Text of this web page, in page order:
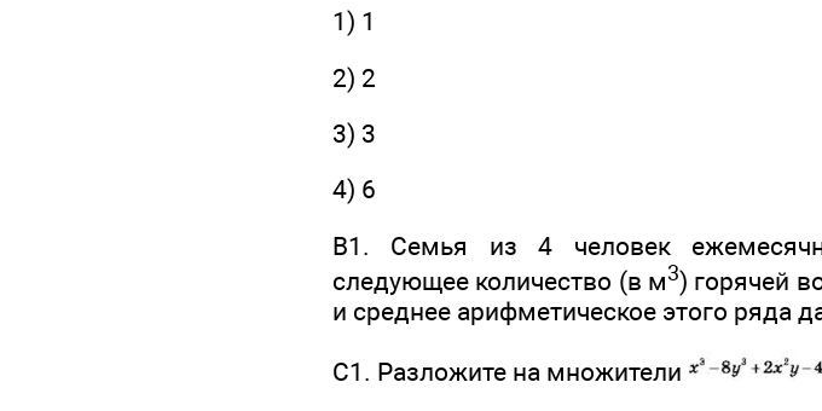
1) 1
2) 2
3) 3
4) 6
В1. Семья из 4 человек
следующее количество (в м3) горячей
и среднее арифметическое этого ряда
С1. Разложите на множители